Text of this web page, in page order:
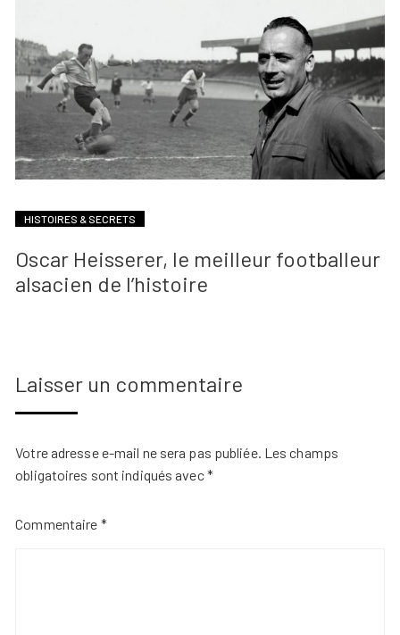
HISTOIRES & SECRETS
Oscar Heisserer, le meilleur footballeur
alsacien de l’histoire
Laisser un commentaire
Votre adresse e-mail ne sera pas publiée. Les champs
obligatoires sont indiqués avec*
Commentaire *